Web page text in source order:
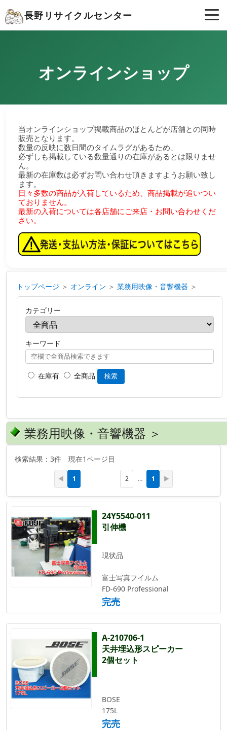
長野リサイクルセンター
オンラインショップ
当オンラインショップ掲載商品のほとんどが店舗との同時
販売となります。
数量の反映に数日間のタイムラグがあるため、
必ずしも掲載している数量通りの在庫があるとは限りませ
ん。
最新の在庫数は必ずお問い合わせ頂きますようお願い致し
ます。
日々多数の商品が入荷しているため、商品掲載が追いつい
ておりません。
最新の入荷については各店舗にご来店・お問い合わせくだ
さい。
トップページ ＞ オンライン ＞ 業務用映像・音響機器 ＞
カテゴリー
キーワード
在庫有 全商品 検索
業務用映像・音響機器 ＞
検索結果：3件 現在1ページ目
◀ 1 2 … 1 ▶
24Y5540-011
引伸機
現状品
富士写真フイルム
FD-690 Professional
完売
A-210706-1
天井埋込形スピーカー
2個セット
BOSE
175L
完売